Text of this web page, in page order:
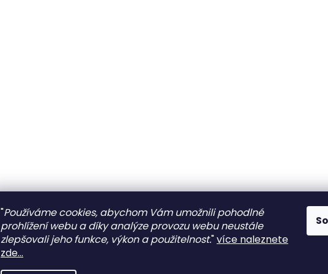
"Používáme cookies, abychom Vám umožnili pohodlné
prohlížení webu a díky analýze provozu webu neustále
zlepšovali jeho funkce, výkon a použitelnost."více naleznete
zde...